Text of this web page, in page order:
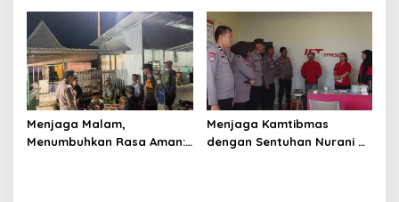
Istirahat Warga
Sabbangparu
Polisi, dan Hati yang
Menjaga
Menjaga Malam,
Menumbuhkan Rasa Aman:
Menjaga Kamtibmas
dengan Sentuhan Nurani di